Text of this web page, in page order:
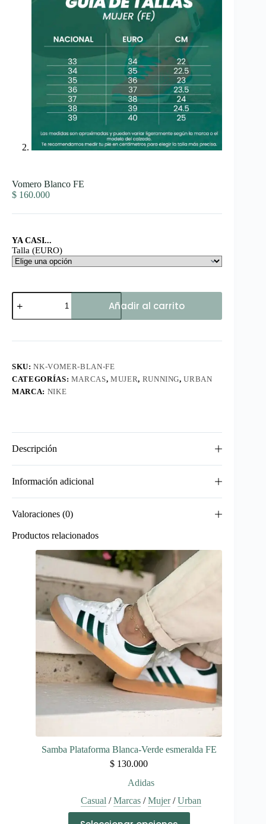
Vomero Blanco FE
$ 160.000
YA CASI...
Talla (EURO)
Vomero
Blanco
FE
Añadir al carrito
SKU:NK-VOMER-BLAN-FE
CATEGORÍAS: MARCAS,MUJER, RUNNING,URBAN
MARCA: NIKE
Descripción
Información adicional
Valoraciones (0)
Productos relacionados
Samba Plataforma Blanca-Verde esmeralda FE
$ 130.000
Adidas
Casual /Marcas/Mujer/Urban